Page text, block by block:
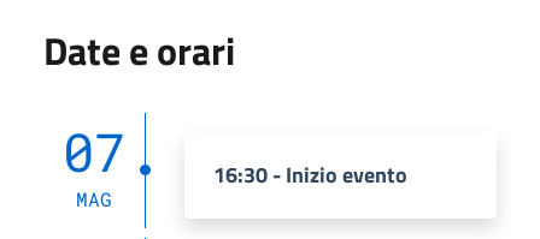
Date e orari
07
MAG
16:30 - Inizio evento